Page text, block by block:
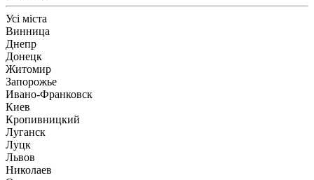
Усі міста
Винница
Днепр
Донецк
Житомир
Запорожье
Ивано-Франковск
Киев
Кропивницкий
Луганск
Луцк
Львов
Николаев